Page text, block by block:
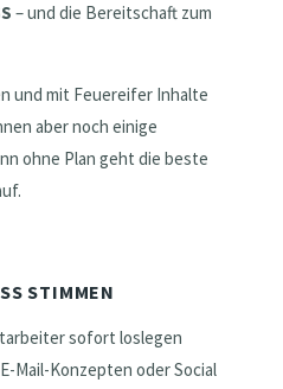
– und die Bereitschaft zum
und mit Feuereifer Inhalte
aber noch einige
ohne Plan geht die beste
STIMMEN
sofort loslegen
Mail-Konzepten oder Social